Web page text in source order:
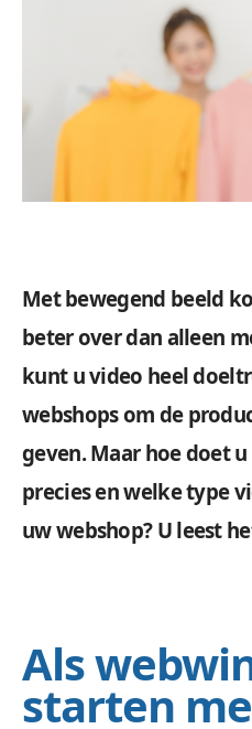
Met bewegend beeld
beter over dan alleen
kunt u video heel
webshops om de
geven. Maar hoe doet
precies en welke type
uw webshop? U leest
Als
starten